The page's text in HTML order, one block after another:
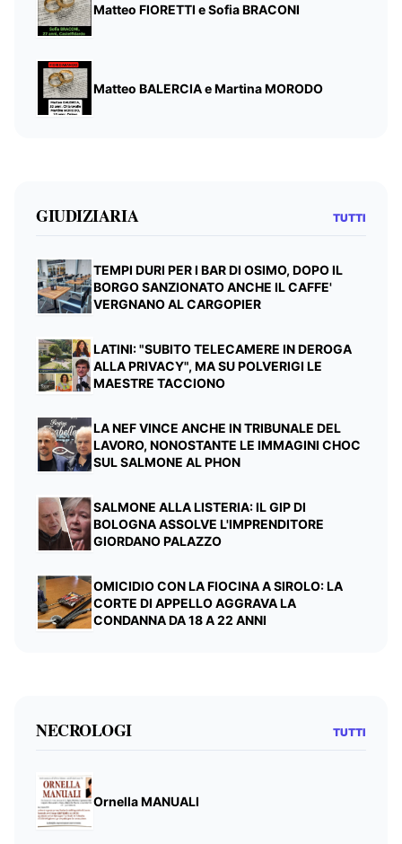
Matteo FIORETTI e Sofia BRACONI
Matteo BALERCIA e Martina MORODO
GIUDIZIARIA TUTTI
TEMPI DURI PER I BAR DI OSIMO, DOPO IL
BORGO SANZIONATO ANCHE IL CAFFE'
VERGNANO AL CARGOPIER
LATINI: "SUBITO TELECAMERE IN DEROGA
ALLA PRIVACY", MA SU POLVERIGI LE
MAESTRE TACCIONO
LA NEF VINCE ANCHE IN TRIBUNALE DEL
LAVORO, NONOSTANTE LE IMMAGINI CHOC
SUL SALMONE AL PHON
SALMONE ALLA LISTERIA: IL GIP DI
BOLOGNA ASSOLVE L'IMPRENDITORE
GIORDANO PALAZZO
OMICIDIO CON LA FIOCINA A SIROLO: LA
CORTE DI APPELLO AGGRAVA LA
CONDANNA DA 18 A 22 ANNI
NECROLOGI TUTTI
Ornella MANUALI